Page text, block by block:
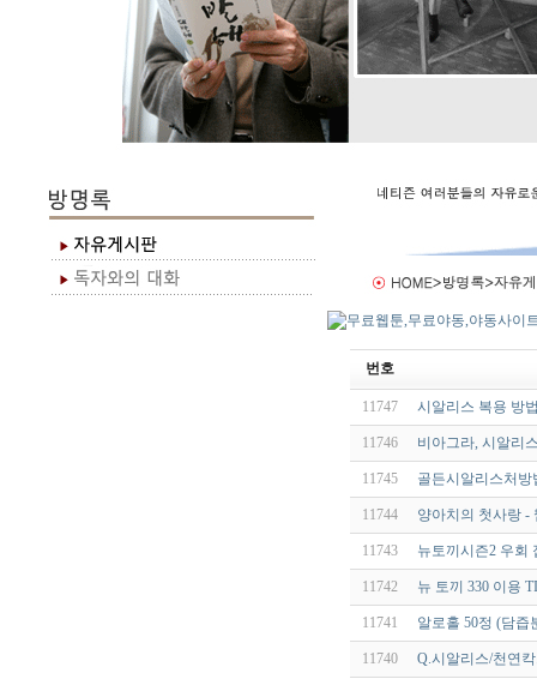
번호
11747 시알리스 복용 방
11746 비아그라, 시알리
11745 골든시알리스처
11744 양아치의 첫사랑 -
11743 뉴토끼시즌2 우회
11742 뉴 토끼 330 이용
11741 알로홀 50정 (담
11740 Q.시알리스/천연